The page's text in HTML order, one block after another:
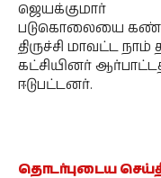
ஜெயக்குமார்
படுகொலையை
திருச்சி மாவட்ட நாம்
கட்சியினர்
ஈடுபட்டனர்.
தொடர்புடைய